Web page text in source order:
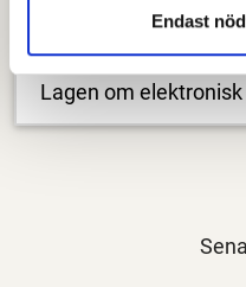
Endast
Vad är cookies?
Lagen om